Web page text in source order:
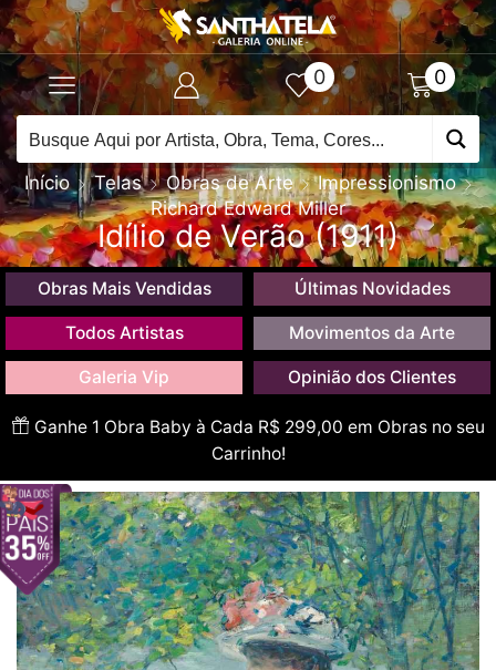
0 0
Início Telas Obras de Arte
Impressionismo
Richard Edward Miller
Idílio de Verão (1911)
Obras Mais Vendidas Últimas Novidades
Todos Artistas Movimentos da Arte
Galeria Vip Opinião dos Clientes
Ganhe 1 Obra Baby à Cada R$ 299,00 em Obras no seu
Carrinho!